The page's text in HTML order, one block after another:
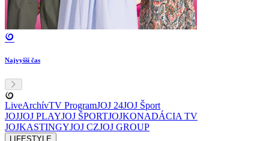
Najvyšší čas
LiveArchívTV ProgramJOJ 24JOJ Šport
JOJJOJ PLAYJOJ ŠPORTJOJKONADÁCIA TV
JOJKASTINGYJOJ CZJOJ GROUP
LIFESTYLE